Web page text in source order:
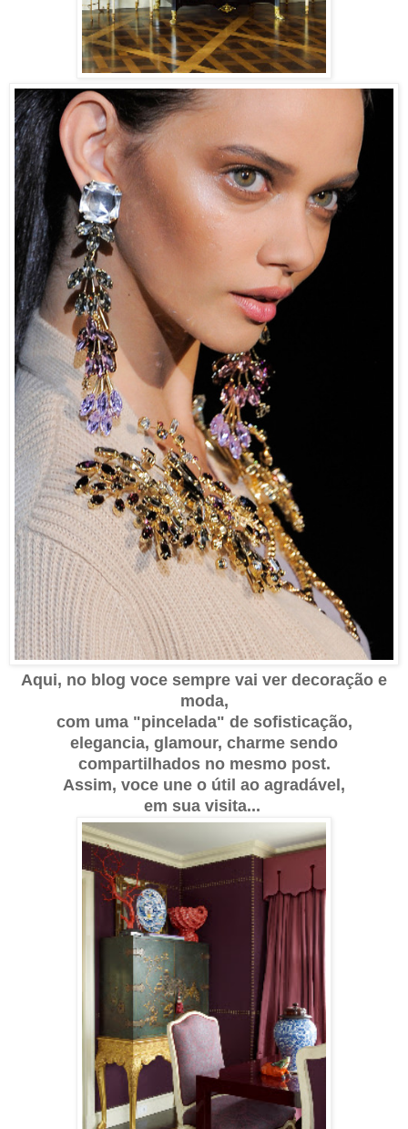
Aqui, no blog voce sempre vai ver decoração e
moda,
com uma "pincelada" de sofisticação,
elegancia, glamour, charme sendo
compartilhados no mesmo post.
Assim, voce une o útil ao agradável,
em sua visita...